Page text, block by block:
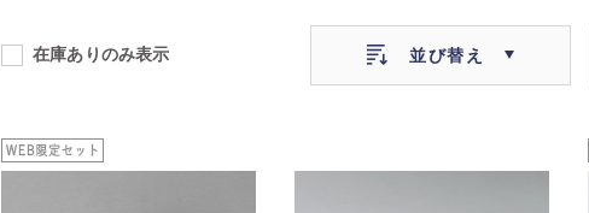
在庫ありのみ表示 並び替え